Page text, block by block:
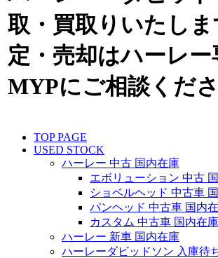
取・買取りいたし
定・売却はハーレー
MYPにご相談くださ
TOP PAGE
USED STOCK
ハーレー 中古 国内在庫
エボリューション 中古
ショベルヘッド 中古車
パンヘッド 中古車 国内
カスタム 中古車 国内在庫
ハーレー 新車 国内在庫
ハーレーダビッドソン 入庫待